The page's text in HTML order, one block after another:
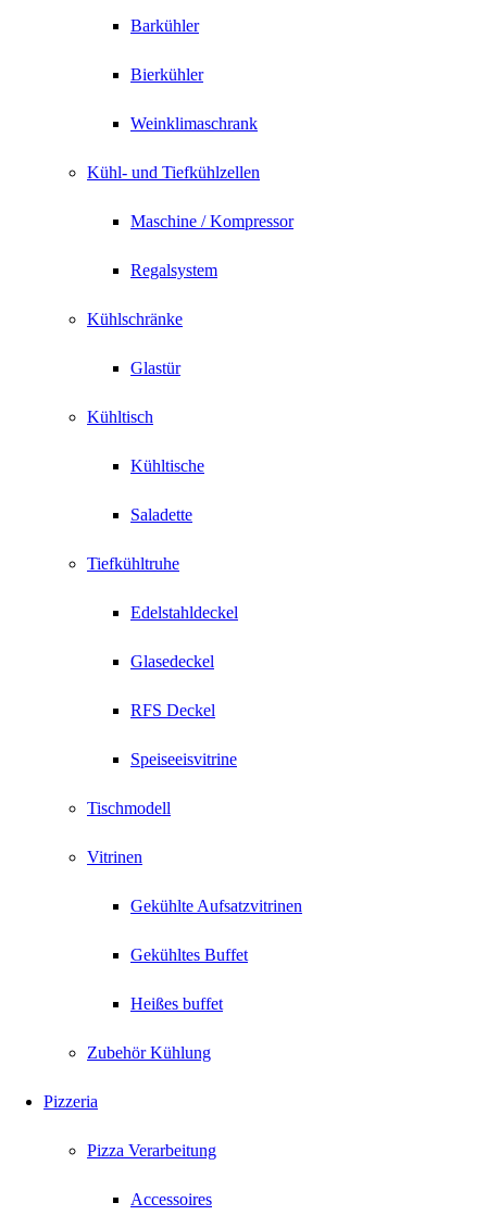
Barkühler
Bierkühler
Weinklimaschrank
Kühl- und Tiefkühlzellen
Maschine / Kompressor
Regalsystem
Kühlschränke
Glastür
Kühltisch
Kühltische
Saladette
Tiefkühltruhe
Edelstahldeckel
Glasedeckel
RFS Deckel
Speiseeisvitrine
Tischmodell
Vitrinen
Gekühlte Aufsatzvitrinen
Gekühltes Buffet
Heißes buffet
Zubehör Kühlung
Pizzeria
Pizza Verarbeitung
Accessoires